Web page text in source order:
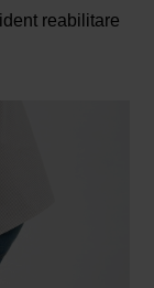
reabilitare